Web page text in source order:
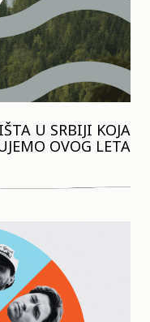
U SRBIJI KOJA
OVOG LETA